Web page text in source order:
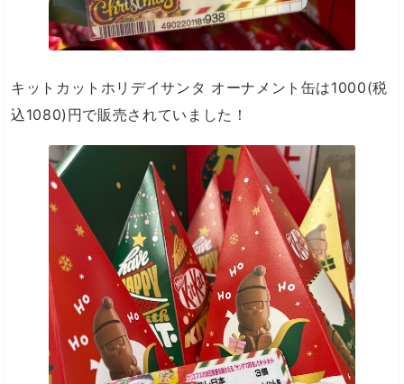
キットカットホリデイサンタ オーナメント缶は1000(税
込1080)円で販売されていました！